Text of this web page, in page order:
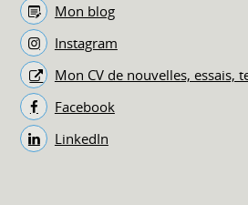
Mon blog
Instagram
Mon CV de nouvelles, essais,
Facebook
LinkedIn